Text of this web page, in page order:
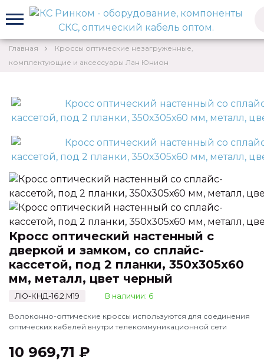
Главная
Кроссы оптические незагруженные,
комплектующие и аксессуары Лан Юнион
Кросс оптический настенный с
дверкой и замком, со сплайс-
кассетой, под 2 планки, 350х305х60
мм, металл, цвет черный
ЛЮ-КНД-16.2.М19 В наличии: 6
Волоконно-оптические кроссы используются для соединения
оптических кабелей внутри телекоммуникационной сети
10 969,71 ₽
Перезвоните мне